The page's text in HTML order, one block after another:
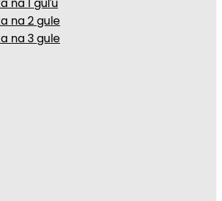
na 2 gule
na 3 gule